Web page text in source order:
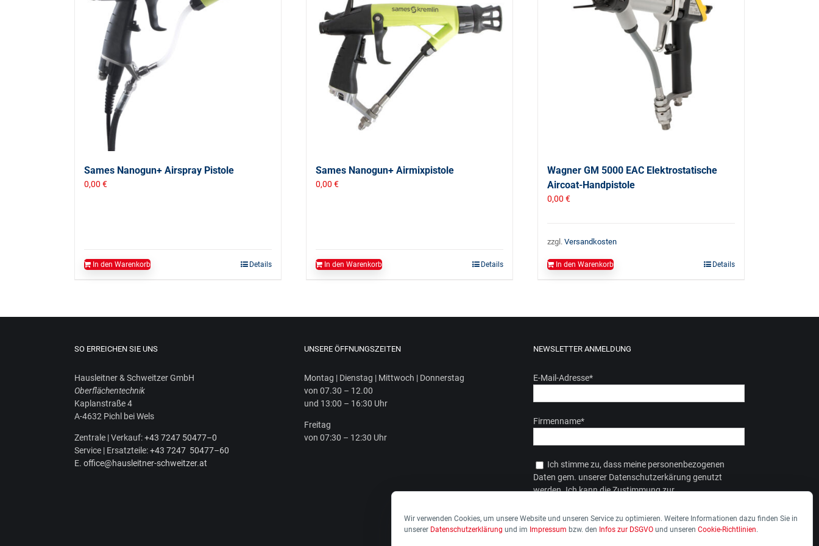
Wir verwenden Cookies, um unsere Website und unseren Service zu optimieren. Weitere Informationen dazu finden Sie in
unserer Datenschutzerklärung und im Impressum bzw. den Infos zur DSGVO und unseren Cookie-Richtlinien.
Sames Nanogun+ Airspray Pistole
0,00 €
In den Warenkorb Details
Sames Nanogun+ Airmixpistole
0,00 €
In den Warenkorb Details
Wagner GM 5000 EAC Elektrostatische
Aircoat-Handpistole
0,00 €
zzgl. Versandkosten
In den Warenkorb Details
SO ERREICHEN SIE UNS
Haus­leit­ner & Schweit­zer GmbH
Ober­flä­chen­tech­nik
Kaplan­stra­ße 4
A‑4632 Pichl bei Wels
Zen­tra­le | Ver­kauf:+43 7247 50477–0
Ser­vice | Ersatz­tei­le:+43 7247 50477–60
E. office@hausleitner-schweitzer.at
UNSERE ÖFFNUNGSZEITEN
Mon­tag | Diens­tag | Mitt­woch | Donnerstag
von 07.30 – 12.00
und 13:00 – 16:30 Uhr
Frei­tag
von 07:30 – 12:30 Uhr
NEWSLETTER ANMELDUNG
E-Mail-Adresse*
Firmenname*
Ich stimme zu, dass meine personenbezogenen
Daten gem. unserer Datenschutzerkärung genutzt
werden. Ich kann die Zustimmung zur